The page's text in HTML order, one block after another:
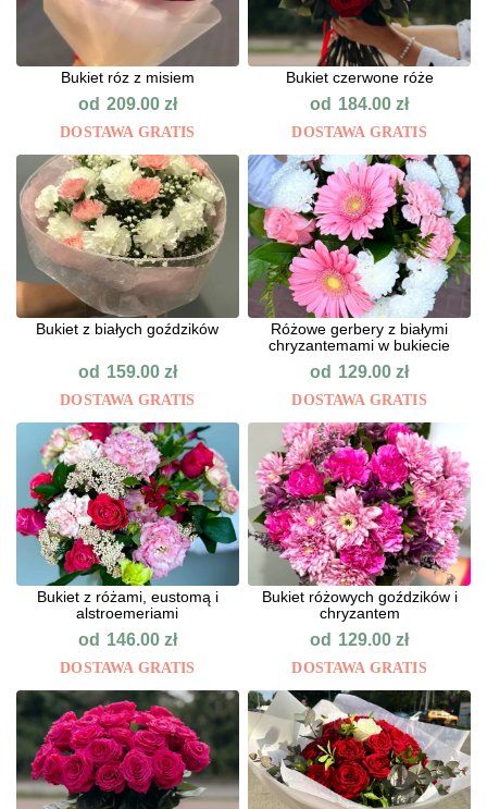
Bukiet róz z misiem
od 209.00 zł
DOSTAWA GRATIS
Bukiet czerwone róże
od 184.00zł
DOSTAWA GRATIS
Bukiet z białych goździków
od 159.00 zł
DOSTAWA GRATIS
Różowe gerbery z białymi
chryzantemami w bukiecie
od 129.00zł
DOSTAWA GRATIS
Bukiet z różami, eustomą i
alstroemeriami
od 146.00 zł
DOSTAWA GRATIS
Bukiet różowych goździków i
chryzantem
od 129.00zł
DOSTAWA GRATIS